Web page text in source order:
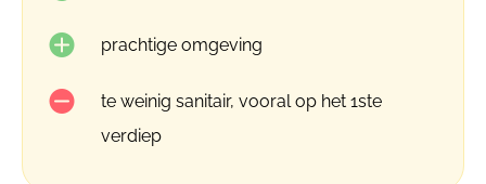
prachtige omgeving
te weinig sanitair, vooral op het 1ste
verdiep